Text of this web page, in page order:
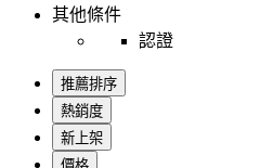
其他條件
認證
推薦排序
熱銷度
新上架